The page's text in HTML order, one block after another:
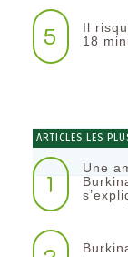
5
Il
18
ARTICLES LES
1
Une